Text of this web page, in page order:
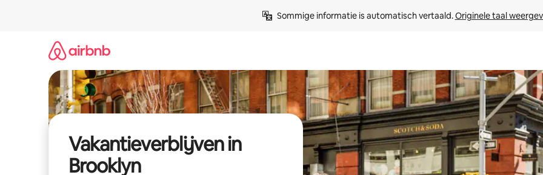
Sommige informatie is automatisch vertaald. Originele taal
Vakantieverblijven in
Brooklyn